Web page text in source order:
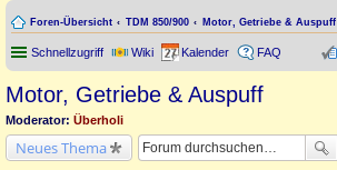
Foren-Übersicht TDM 850/900 Motor, Getriebe & Auspuff
Schnellzugriff Wiki Kalender FAQ
Motor, Getriebe & Auspuff
Moderator: Überholi
Neues Thema